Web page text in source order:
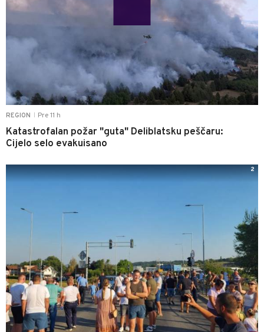
REGION Pre 11 h
Katastrofalan požar "guta" Deliblatsku peščaru:
Cijelo selo evakuisano
2